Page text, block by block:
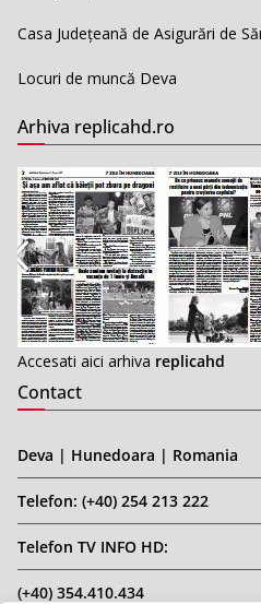
Casa Județeană de Asigurări de
Locuri de muncă Deva
Arhiva replicahd.ro
Accesati aici arhiva replicahd
Contact
Deva | Hunedoara | Romania
Telefon: (+40) 254 213 222
Telefon TV INFO HD:
(+40) 354.410.434